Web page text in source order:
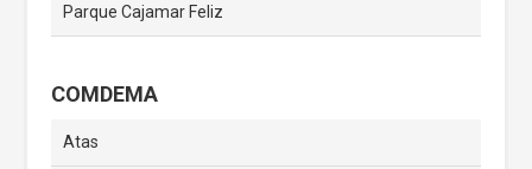
Parque Cajamar Feliz
COMDEMA
Atas